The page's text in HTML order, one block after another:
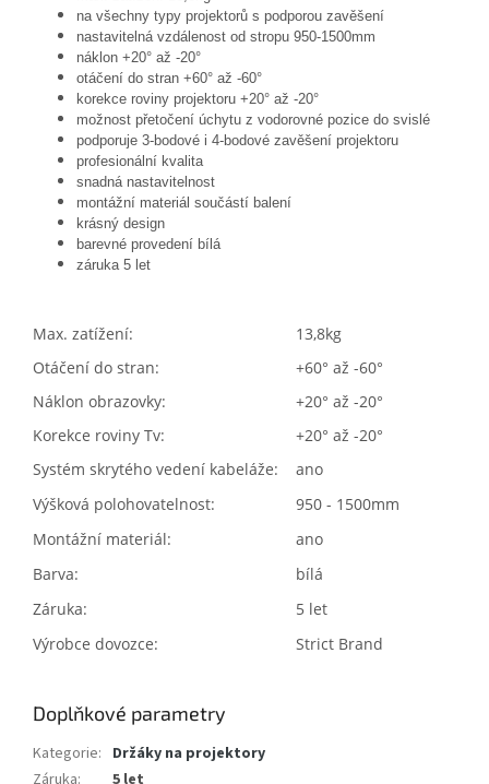
na všechny typy projektorů s podporou zavěšení
nastavitelná vzdálenost od stropu 950-1500mm
náklon +20° až -20°
otáčení do stran +60° až -60°
korekce roviny projektoru +20° až -20°
možnost přetočení úchytu z vodorovné pozice do svislé
podporuje 3-bodové i 4-bodové zavěšení projektoru
profesionální kvalita
snadná nastavitelnost
montážní materiál součástí balení
krásný design
barevné provedení bílá
záruka 5 let
Max. zatížení:
13,8kg
Otáčení do stran:
+60° až -60°
Náklon obrazovky:
+20° až -20°
Korekce roviny Tv:
+20° až -20°
Systém skrytého vedení kabeláže:
ano
Výšková polohovatelnost:
950 - 1500mm
Montážní materiál:
ano
Barva:
bílá
Záruka:
5 let
Výrobce dovozce:
Strict Brand
Doplňkové parametry
Kategorie: Držáky na projektory